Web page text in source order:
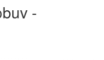
-